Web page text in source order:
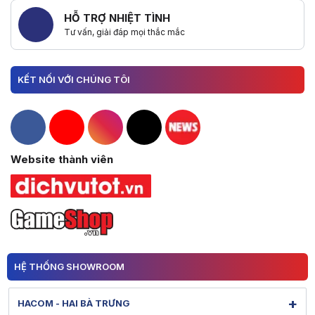
HỖ TRỢ NHIỆT TÌNH
Tư vấn, giải đáp mọi thắc mắc
KẾT NỐI VỚI CHÚNG TÔI
Hacom Facebook
Hacom YouTube
Hacom Instagram
Hacom TikTok
Website thành viên
HỆ THỐNG SHOWROOM
HACOM - HAI BÀ TRƯNG +